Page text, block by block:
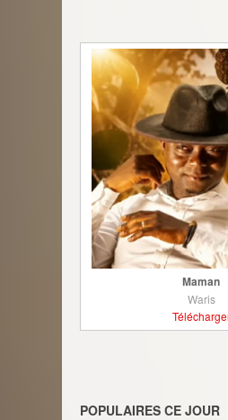
Maman
Waris
POPULAIRES CE JOUR